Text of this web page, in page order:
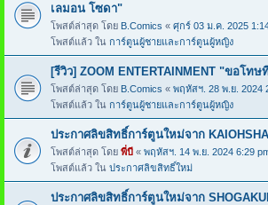
เลมอน โซดา"
โพสต์ล่าสุด โดย B.Comics « ศุกร์ 03 ม.ค. 2025
โพสต์แล้ว ใน การ์ตูนผู้ชายและการ์ตูนผู้หญิง
[รีวิว] ZOOM ENTERTAINMENT "ขอโท
โพสต์ล่าสุด โดย B.Comics « พฤหัสฯ. 28 พ.ย. 2024
โพสต์แล้ว ใน การ์ตูนผู้ชายและการ์ตูนผู้หญิง
ประกาศลิขสิทธิ์การ์ตูนใหม่จาก
โพสต์ล่าสุด โดย พี่บี « พฤหัสฯ. 14 พ.ย. 2024 6:29
โพสต์แล้ว ใน ประกาศลิขสิทธิ์ใหม่
ประกาศลิขสิทธิ์การ์ตูนใหม่จาก